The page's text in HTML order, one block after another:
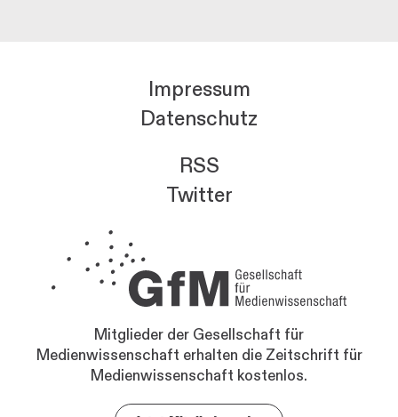
Impressum
Datenschutz
RSS
Twitter
Mitglieder der Gesellschaft für
Medienwissenschaft erhalten die Zeitschrift für
Medienwissenschaft kostenlos.